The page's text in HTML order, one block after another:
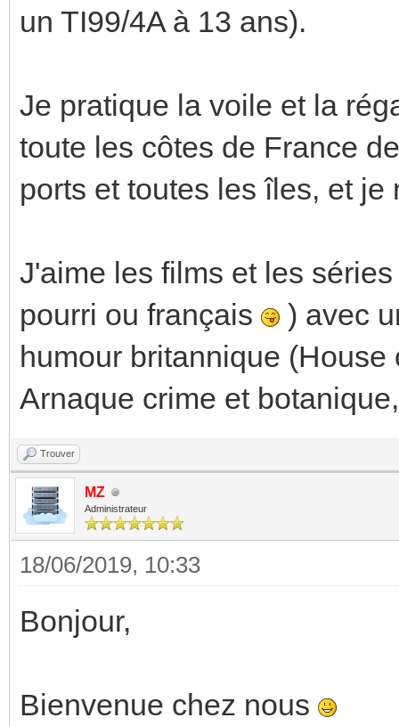
un TI99/4A à 13 ans).
Je pratique la voile et la
toute les côtes de France
ports et toutes les îles, et
J'aime les films et les
pourri ou français
) avec
humour britannique
Arnaque crime et
Trouver
MZ
Administrateur
18/06/2019, 10:33
Bonjour,
Bienvenue chez nous